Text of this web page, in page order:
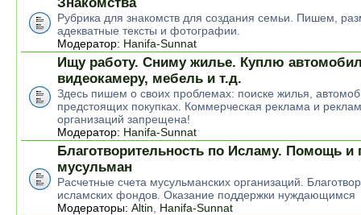
Рубрика для знакомств для создания семьи. Пишем,
адекватные тексты и фотографии.
Модератор: Hanifa-Sunnat
Ищу работу. Сниму жилье. Куплю
видеокамеру, мебель и т.д.
Здесь пишем о своих проблемах: поиске жилья,
предстоящих покупках. Коммерческая реклама и
организаций запрещена!
Модератор: Hanifa-Sunnat
Благотворительность по Исламу. Помощь и
мусульман
Расчетные счета мусульманских организаций.
исламских фондов. Оказание поддержки нуждающимся
Модераторы: Altin Hanifa-Sunnat